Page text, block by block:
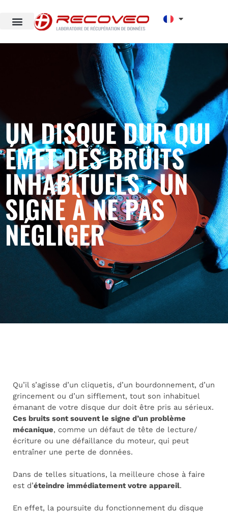
UN DISQUE DUR QUI
ÉMET DES BRUITS
INHABITUELS : UN
SIGNE À NE PAS
NÉGLIGER
Qu’il s’agisse d’un cliquetis, d’un bourdonnement, d’un
grincement ou d’un sifflement, tout son inhabituel
émanant de votre disque dur doit être pris au sérieux.
Ces bruits sont souvent le signe d’un problème
mécanique, comme un défaut de tête de lecture/
écriture ou une défaillance du moteur, qui peut
entraîner une perte de données.
Dans de telles situations, la meilleure chose à faire
est d’éteindre immédiatement votre appareil.
En effet, la poursuite du fonctionnement du disque